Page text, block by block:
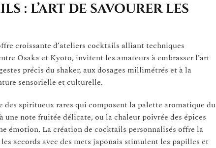
: l’art de savourer les
croissante d’ateliers cocktails alliant techniques
Osaka et Kyoto, invitent les amateurs à embrasser l’art
précis du shaker, aux dosages millimétrés et à la
sensorielle et culturelle.
des spiritueux rares qui composent la palette aromatique du
note fruitée délicate, ou la chaleur poivrée des épices
émotion. La création de cocktails personnalisés offre la
accords avec des mets japonais stimulent les papilles et